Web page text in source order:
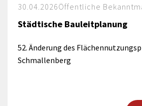
30.04.2026Öffentliche
Städtische Bauleitplanung
52. Änderung des
Schmallenberg